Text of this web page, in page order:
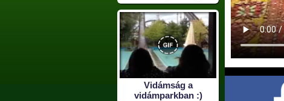
Vidámság a
vidámparkban :)